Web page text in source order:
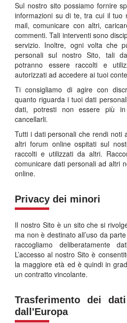
Sul nostro sito possiamo fornire
informazioni su di te, tra cui il tuo
mail, comunicare con altri,
commenti. Tali interventi sono
servizio. Inoltre, ogni volta che
personali sul nostro Sito, tali
potranno essere raccolti e
autorizzati ad accedere ai tuoi
Ti consigliamo di agire con
quanto riguarda i tuoi dati
dati, potresti non essere più
cancellarli.
Tutti i dati personali che rendi noti
altri forum online ospitati sul
raccolti e utilizzati da altri.
comunicare dati personali ad altri
online.
Privacy dei minori
Il nostro Sito è un sito che si
ma non è destinato all’uso da
raccogliamo deliberatamente
L’accesso al nostro Sito è
la maggiore età ed è quindi in
un contratto vincolante.
Trasferimento dei
dall'Europa